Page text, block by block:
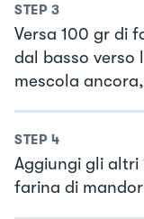
STEP 3
Versa 100 gr di
dal basso verso
mescola ancora,
STEP 4
Aggiungi gli altri
farina di